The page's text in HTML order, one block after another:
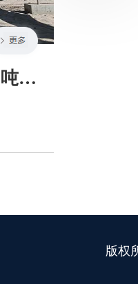
山西太原时产500吨制砂生产线
版权